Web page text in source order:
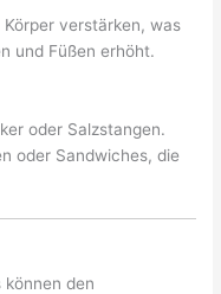
verstärken, was
und Füßen erhöht.
oder Salzstangen.
oder Sandwiches, die
können den